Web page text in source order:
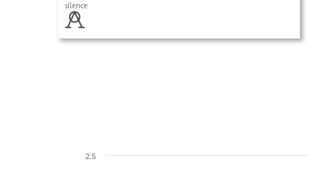
silence
2.5